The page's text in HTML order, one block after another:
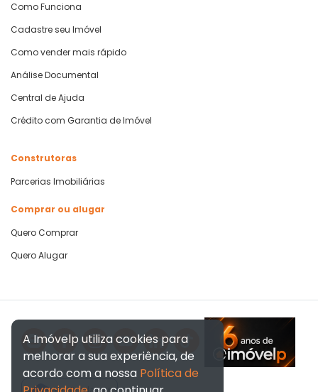
Como Funciona
Cadastre seu Imóvel
Como vender mais rápido
Análise Documental
Central de Ajuda
Crédito com Garantia de Imóvel
Construtoras
Parcerias Imobiliárias
Comprar ou alugar
Quero Comprar
Quero Alugar
A Imóvelp utiliza cookies para
melhorar a sua experiência, de
acordo com a nossa Política de